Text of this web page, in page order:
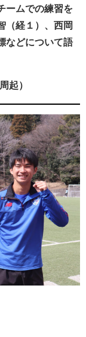
ームでの練習を
（経１）、西岡
などについて語
起）